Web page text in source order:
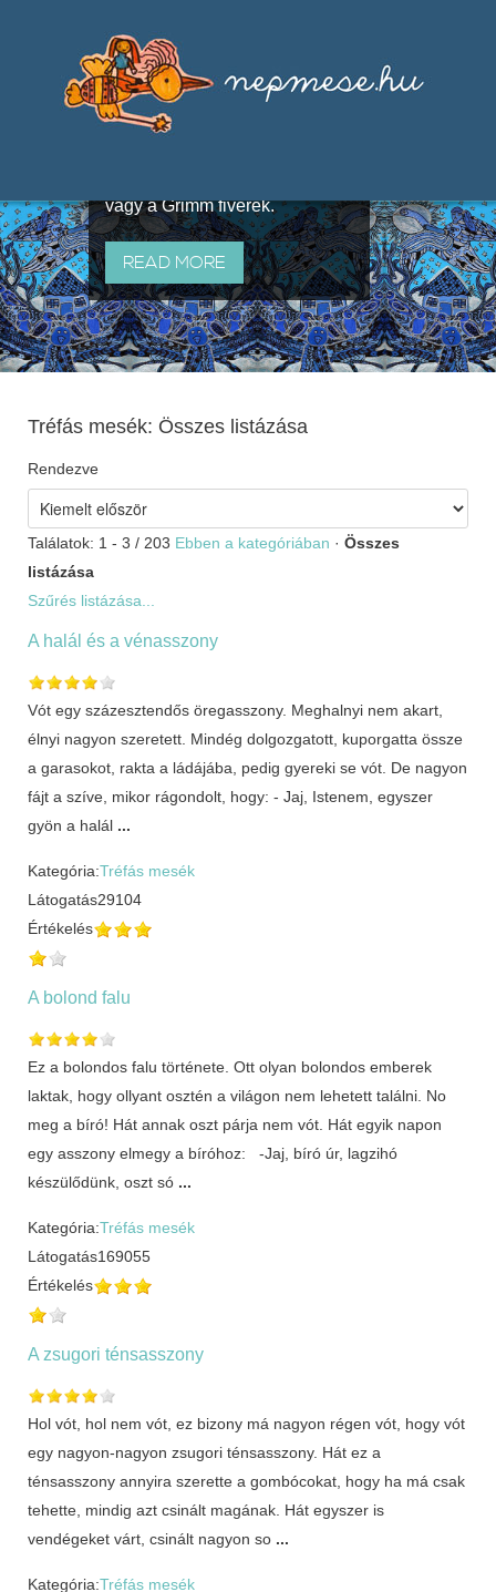
útján terjedő elbeszélésekből,
melyeket olyan ismert gyűjtők
állítottak össze, mint Benedek
vagy a Grimm fivérek.
READ MORE
Tréfás mesék: Összes listázása
Rendezve
Találatok: 1 - 3 / 203 Ebben a kategóriában · Összes
listázása
Szűrés listázása...
A halál és a vénasszony
Vót egy százesztendős öregasszony. Meghalnyi nem akart,
élnyi nagyon szeretett. Mindég dolgozgatott, kuporgatta össze
a garasokot, rakta a ládájába, pedig gyereki se vót. De nagyon
fájt a szíve, mikor rágondolt, hogy: - Jaj, Istenem, egyszer
gyön a halál ...
Kategória:Tréfás mesék
Látogatás29104
Értékelés
A bolond falu
Ez a bolondos falu története. Ott olyan bolondos emberek
laktak, hogy ollyant osztén a világon nem lehetett találni. No
meg a bíró! Hát annak oszt párja nem vót. Hát egyik napon
egy asszony elmegy a bíróhoz: -Jaj, bíró úr, lagzihó
készülődünk, oszt só ...
Kategória:Tréfás mesék
Látogatás169055
Értékelés
A zsugori ténsasszony
Hol vót, hol nem vót, ez bizony má nagyon régen vót, hogy vót
egy nagyon-nagyon zsugori ténsasszony. Hát ez a
ténsasszony annyira szerette a gombócokat, hogy ha má csak
tehette, mindig azt csinált magának. Hát egyszer is
vendégeket várt, csinált nagyon so ...
Kategória:Tréfás mesék